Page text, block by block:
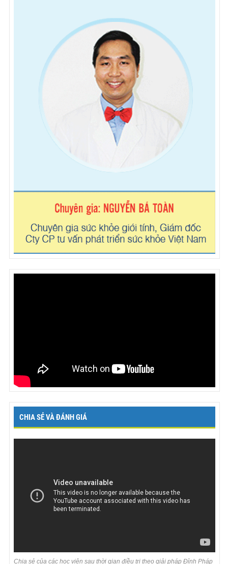
CHIA SẺ VÀ ĐÁNH GIÁ
Chia sẻ của các học viên sau thời gian điều trị theo giải pháp Đỉnh Pháp